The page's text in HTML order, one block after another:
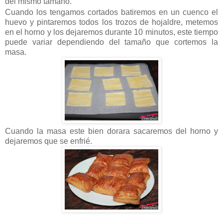
Cuando los tengamos cortados batiremos en un cuenco el
huevo y pintaremos todos los trozos de hojaldre, metemos
en el horno y los dejaremos durante 10 minutos, este tiempo
puede variar dependiendo del tamaño que cortemos la
masa.
Cuando la masa este bien dorara sacaremos del horno y
dejaremos que se enfrié.